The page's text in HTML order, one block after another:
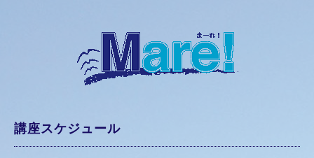
講座スケジュール